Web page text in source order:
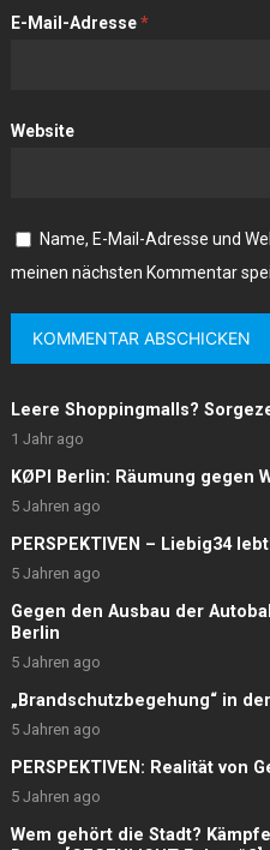
E-Mail-Adresse*
Website
Name, E-Mail-Adresse und
meinen nächsten Kommentar
Leere Shoppingmalls?
1 Jahr ago
KØPI Berlin: Räumung gegen
5 Jahren ago
PERSPEKTIVEN – Liebig34
5 Jahren ago
Gegen den Ausbau der
Berlin
5 Jahren ago
„Brandschutzbegehung“ in
5 Jahren ago
PERSPEKTIVEN: Realität von
5 Jahren ago
Wem gehört die Stadt?